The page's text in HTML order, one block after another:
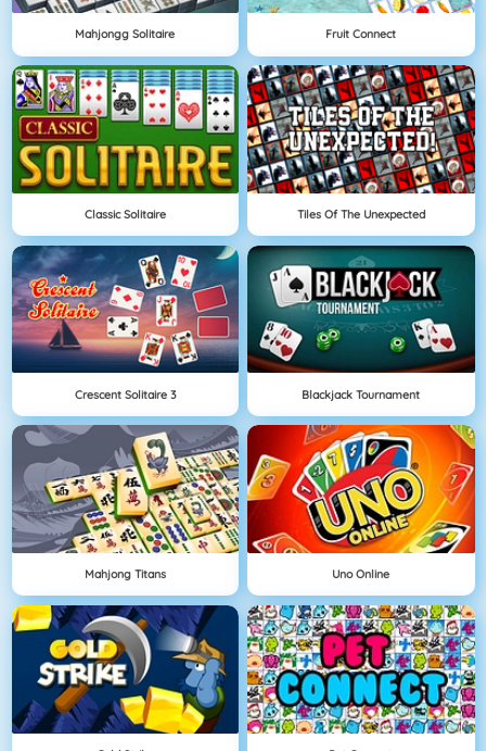
Mahjongg Solitaire Fruit Connect
Classic Solitaire Tiles Of The Unexpected
Crescent Solitaire 3 Blackjack Tournament
Mahjong Titans Uno Online